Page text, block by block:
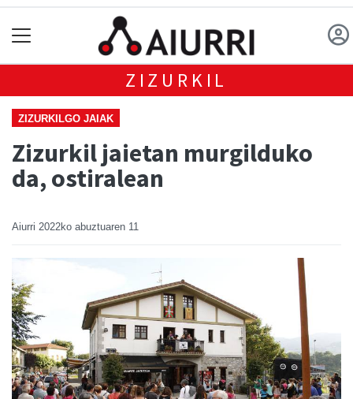
ZIZURKIL
ZIZURKILGO JAIAK
Zizurkil jaietan murgilduko
da, ostiralean
Aiurri 2022ko abuztuaren 11